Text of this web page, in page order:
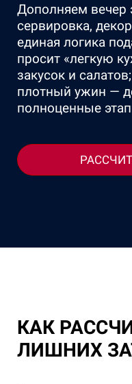
Дополняем вечер
сервировка,
единая логика
просит «легкую
закусок и
плотный ужин —
полноценные
КАК
ЛИШНИХ